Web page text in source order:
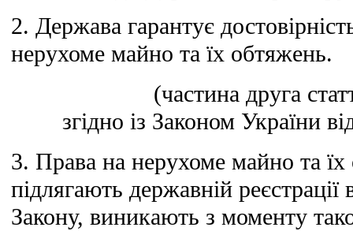
2. Держава гарантує
нерухоме майно та їх обтяжень.
(частина друга
згідно із Законом України
3. Права на нерухоме майно та їх
підлягають державній реєстрації
Закону, виникають з моменту